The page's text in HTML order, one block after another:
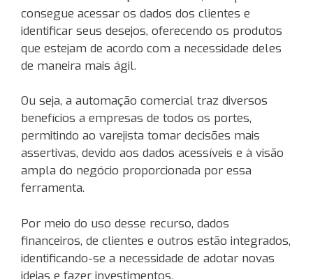
consegue acessar os dados dos clientes e
identificar seus desejos, oferecendo os produtos
que estejam de acordo com a necessidade deles
de maneira mais ágil.
Ou seja, a automação comercial traz diversos
benefícios a empresas de todos os portes,
permitindo ao varejista tomar decisões mais
assertivas, devido aos dados acessíveis e à visão
ampla do negócio proporcionada por essa
ferramenta.
Por meio do uso desse recurso, dados
financeiros, de clientes e outros estão integrados,
identificando-se a necessidade de adotar novas
ideias e fazer investimentos.